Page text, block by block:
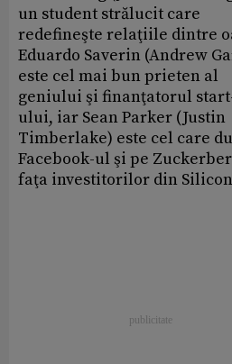
un student strălucit care
redefineşte relaţiile dintre
Eduardo Saverin (Andrew
este cel mai bun prieten al
geniului şi finanţatorul
ului, iar Sean Parker (Justin
Timberlake) este cel care
Facebook-ul şi pe
faţa investitorilor din